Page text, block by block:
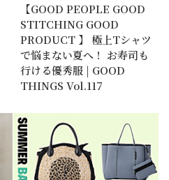
【GOOD PEOPLE GOOD
STITCHING GOOD
PRODUCT 】 極上Tシャツ
で悩まない夏へ！ お寿司も
行ける優秀服 | GOOD
THINGS Vol.117